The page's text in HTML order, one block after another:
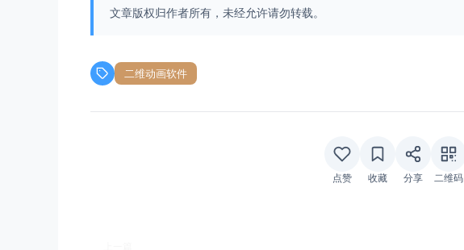
文章版权归作者所有，未经允许请勿转载。
二维动画软件
点赞 收藏 分享 二维码